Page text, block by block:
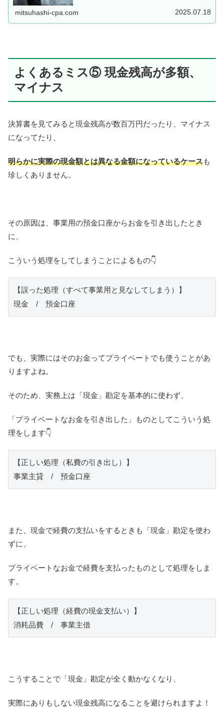
mitsuhashi-cpa.com 2025.07.18
よくあるミス⑤ 現金残高が多額、
マイナス
決算書を見てみると現金残高が数百万円だったり、マイナス
になってたり、
明らかに実際の現金額とは異なる金額になっているケースも
珍しくありません。
その原因は、事業用の預金口座からお金を引き出したとき
に、
こういう処理をしてしまうことによるもの👇
【誤った処理（すべて事業用と見なしてしまう）】
現金　/　預金口座
でも、実際にはそのお金ってプライベートでも使うことがあ
りますよね。
そのため、実務上は「現金」勘定を基本的に使わず、
「プライベートなお金を引き出した」ものとしてこういう処
理をします👇
【正しい処理（私費の引き出し）】
事業主貸　/　預金口座
また、現金で経費の支払いをするときも「現金」勘定を使わ
ずに、
プライベートなお金で経費を支払ったものとして処理をしま
す。
【正しい処理（経費の現金支払い）】
消耗品費　/　事業主借
こうすることで「現金」勘定が全く動かなくなり、
実際にありもしない現金残高になることを避けられますよ！